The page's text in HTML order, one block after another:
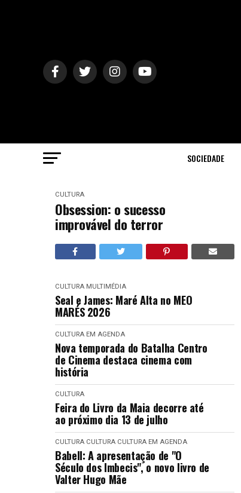
SOCIEDADE
CULTURA
Obsession: o sucesso
improvável do terror
CULTURA MULTIMÉDIA
Seal e James: Maré Alta no MEO
MARÉS 2026
CULTURA EM AGENDA
Nova temporada do Batalha Centro
de Cinema destaca cinema com
história
CULTURA
Feira do Livro da Maia decorre até
ao próximo dia 13 de julho
CULTURA CULTURA CULTURA EM AGENDA
Babell: A apresentação de "O
Século dos Imbecis", o novo livro de
Valter Hugo Mãe